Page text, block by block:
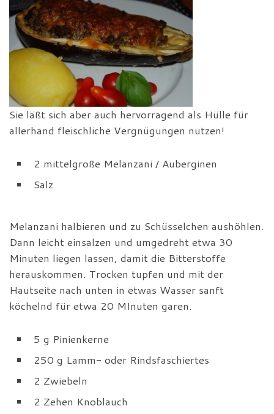
Sie läßt sich aber auch hervorragend als Hülle für
allerhand fleischliche Vergnügungen nutzen!
2 mittelgroße Melanzani / Auberginen
Salz
Melanzani halbieren und zu Schüsselchen aushöhlen.
Dann leicht einsalzen und umgedreht etwa 30
Minuten liegen lassen, damit die Bitterstoffe
herauskommen. Trocken tupfen und mit der
Hautseite nach unten in etwas Wasser sanft
köchelnd für etwa 20 MInuten garen.
5 g Pinienkerne
250 g Lamm- oder Rindsfaschiertes
2 Zwiebeln
2 Zehen Knoblauch